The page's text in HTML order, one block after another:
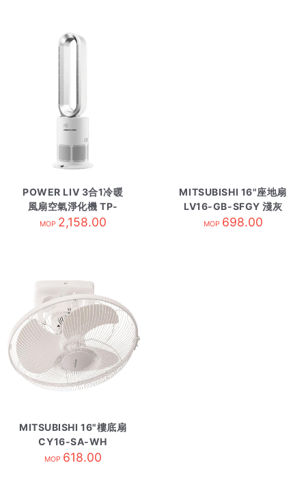
POWER LIV 3合1冷暖
風扇空氣淨化機 TP-
09PRO 白
MOP 2,158.00
MITSUBISHI 16"座地扇
LV16-GB-SFGY 淺灰
MOP 698.00
MITSUBISHI 16"樓底扇
CY16-SA-WH
MOP 618.00